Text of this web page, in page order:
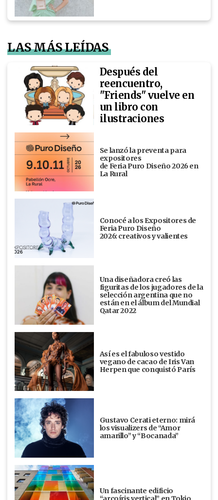
LAS MÁS LEÍDAS
Después del
reencuentro,
"Friends" vuelve en
un libro con
ilustraciones
Se lanzó la preventa para
expositores
de Feria Puro Diseño 2026 en
La Rural
Conocé a los Expositores de
Feria Puro Diseño
2026: creativos y valientes
Una diseñadora creó las
figuritas de los jugadores de la
selección argentina que no
están en el álbum del Mundial
Qatar 2022
Así es el fabuloso vestido
vegano de cacao de Iris Van
Herpen que conquistó París
Gustavo Cerati eterno: mirá
los visualizers de “Amor
amarillo” y “Bocanada”
Un fascinante edificio